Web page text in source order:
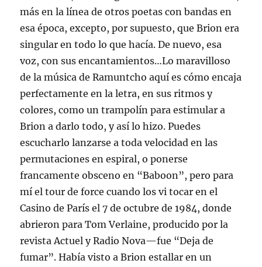
más en la línea de otros poetas con bandas en
esa época, excepto, por supuesto, que Brion era
singular en todo lo que hacía. De nuevo, esa
voz, con sus encantamientos…Lo maravilloso
de la música de Ramuntcho aquí es cómo encaja
perfectamente en la letra, en sus ritmos y
colores, como un trampolín para estimular a
Brion a darlo todo, y así lo hizo. Puedes
escucharlo lanzarse a toda velocidad en las
permutaciones en espiral, o ponerse
francamente obsceno en “Baboon”, pero para
mí el tour de force cuando los vi tocar en el
Casino de París el 7 de octubre de 1984, donde
abrieron para Tom Verlaine, producido por la
revista Actuel y Radio Nova—fue “Deja de
fumar”. Había visto a Brion estallar en un